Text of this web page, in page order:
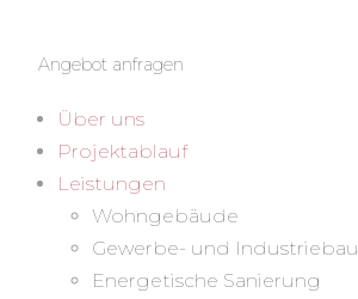
Angebot anfragen
Über uns
Projektablauf
Leistungen
Wohngebäude
Gewerbe- und Industriebau
Energetische Sanierung